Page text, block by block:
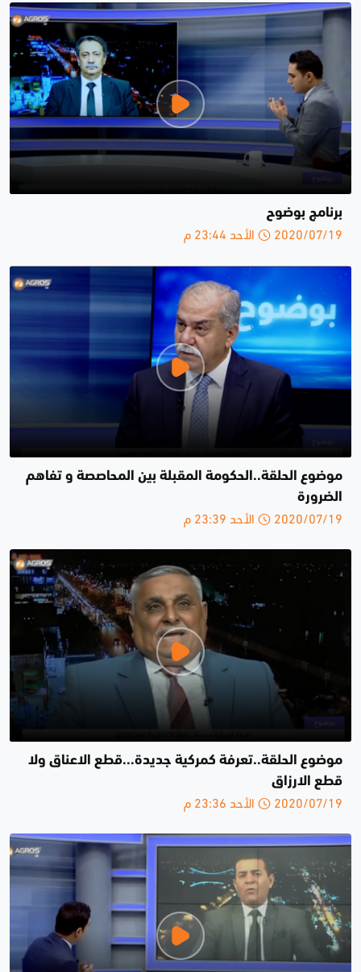
برنامج بوضوح
2020/07/19 الأحد 23:44 م
موضوع الحلقة..الحكومة المقبلة بين المحاصصة و تفاهم
الضرورة
2020/07/19 الأحد 23:39 م
موضوع الحلقة..تعرفة كمركية جديدة...قطع الاعناق ولا
قطع الارزاق
2020/07/19 الأحد 23:36 م